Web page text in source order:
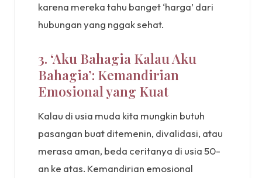
karena mereka tahu banget ‘harga’ dari
hubungan yang nggak sehat.
3. ‘Aku Bahagia Kalau Aku
Bahagia’: Kemandirian
Emosional yang Kuat
Kalau di usia muda kita mungkin butuh
pasangan buat ditemenin, divalidasi, atau
merasa aman, beda ceritanya di usia 50-
an ke atas. Kemandirian emosional